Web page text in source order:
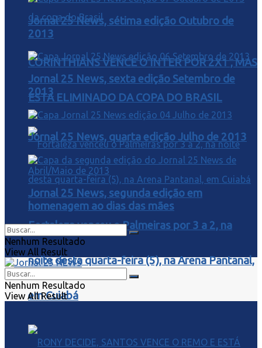
CORINTHIANS VENCE O INTER POR 2X1 , MAS
ESTA ELIMINADO DA COPA DO BRASIL
Fortaleza venceu o Palmeiras por 3 a 2, na
noite desta quarta-feira (5), na Arena Pantanal,
em Cuiabá
Jornal 25 News, sétima edição Outubro de
2013
Jornal 25 News, sexta edição Setembro de
2013
Jornal 25 News, quarta edição Julho de 2013
Jornal 25 News, segunda edição em
homenagem ao dias das mães
Nenhum Resultado
View All Result
Nenhum Resultado
View All Result